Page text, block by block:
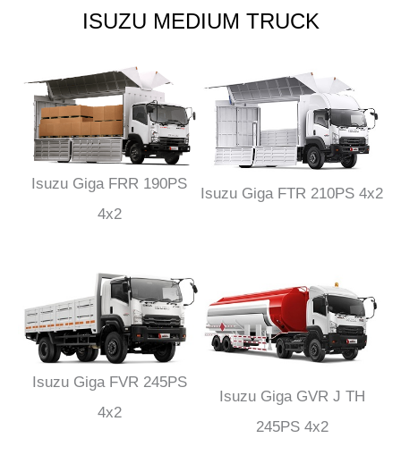
ISUZU MEDIUM TRUCK
Isuzu Giga FRR 190PS
4x2
Isuzu Giga FTR 210PS 4x2
Isuzu Giga FVR 245PS
4x2
Isuzu Giga GVR J TH
245PS 4x2